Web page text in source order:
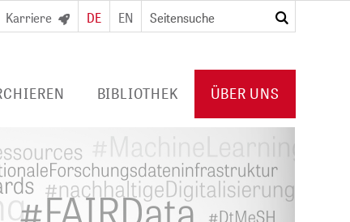
Karriere DE EN suchen
BIBLIOTHEK
FÜR BIBLIOTHEKEN
Konsortiallizenzen
ÜBER UNS
VERANSTALTUNGEN
POLICIES